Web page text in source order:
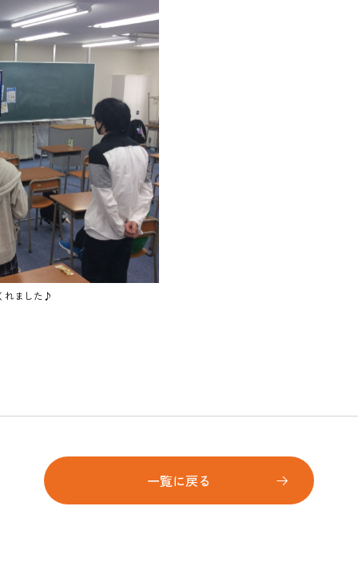
れました♪
一覧に戻る